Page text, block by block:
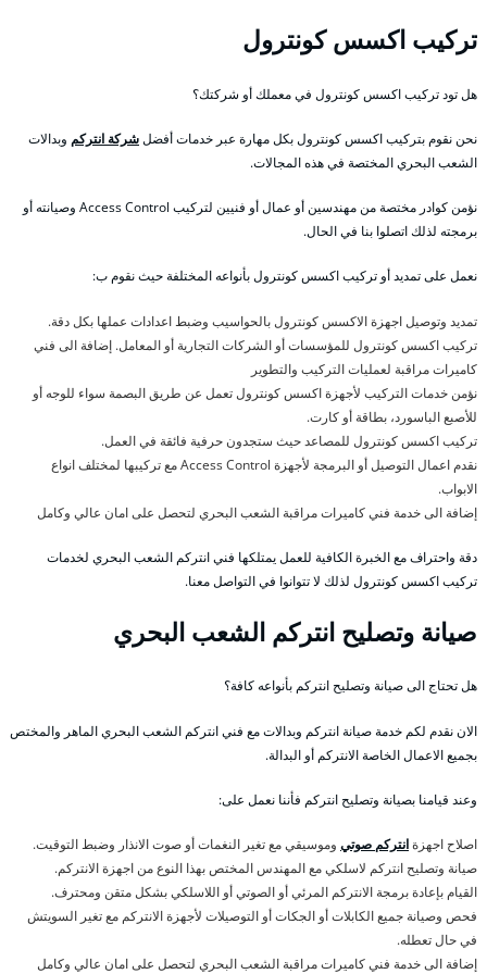
تركيب اكسس كونترول
هل تود تركيب اكسس كونترول في معملك أو شركتك؟
نحن نقوم بتركيب اكسس كونترول بكل مهارة عبر خدمات أفضلشركة انتركم وبدالات
الشعب البحري المختصة في هذه المجالات.
نؤمن كوادر مختصة من مهندسين أو عمال أو فنيين لتركيب Access Control وصيانته أو
برمجته لذلك اتصلوا بنا في الحال.
نعمل على تمديد أو تركيب اكسس كونترول بأنواعه المختلفة حيث نقوم ب:
تمديد وتوصيل اجهزة الاكسس كونترول بالحواسيب وضبط اعدادات عملها بكل دقة.
تركيب اكسس كونترول للمؤسسات أو الشركات التجارية أو المعامل. إضافة الى فني
كاميرات مراقبة لعمليات التركيب والتطوير
نؤمن خدمات التركيب لأجهزة اكسس كونترول تعمل عن طريق البصمة سواء للوجه أو
للأصبع الباسورد، بطاقة أو كارت.
تركيب اكسس كونترول للمصاعد حيث ستجدون حرفية فائقة في العمل.
نقدم اعمال التوصيل أو البرمجة لأجهزة Access Control مع تركيبها لمختلف انواع
الابواب.
إضافة الى خدمة فني كاميرات مراقبة الشعب البحري لتحصل على امان عالي وكامل
دقة واحتراف مع الخبرة الكافية للعمل يمتلكها فني انتركم الشعب البحري لخدمات
تركيب اكسس كونترول لذلك لا تتوانوا في التواصل معنا.
صيانة وتصليح انتركم الشعب البحري
هل تحتاج الى صيانة وتصليح انتركم بأنواعه كافة؟
الان نقدم لكم خدمة صيانة انتركم وبدالات مع فني انتركم الشعب البحري الماهر والمختص
بجميع الاعمال الخاصة الانتركم أو البدالة.
وعند قيامنا بصيانة وتصليح انتركم فأننا نعمل على:
اصلاح اجهزةانتركم صوتي وموسيقي مع تغير النغمات أو صوت الانذار وضبط التوقيت.
صيانة وتصليح انتركم لاسلكي مع المهندس المختص بهذا النوع من اجهزة الانتركم.
القيام بإعادة برمجة الانتركم المرئي أو الصوتي أو اللاسلكي بشكل متقن ومحترف.
فحص وصيانة جميع الكابلات أو الجكات أو التوصيلات لأجهزة الانتركم مع تغير السويتش
في حال تعطله.
إضافة الى خدمة فني كاميرات مراقبة الشعب البحري لتحصل على امان عالي وكامل